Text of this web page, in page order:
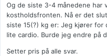
Og de siste 3-4 månedene
kostholdsfronten. Nå er det
siste 15(?) kg er: Jeg kjører
lite cardio. Burde jeg endre på
Setter pris på alle svar.